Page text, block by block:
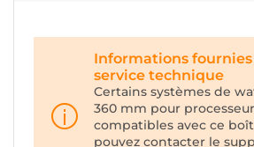
Informations
service technique
Certains systèmes de
360 mm pour
compatibles avec ce
pouvez contacter le